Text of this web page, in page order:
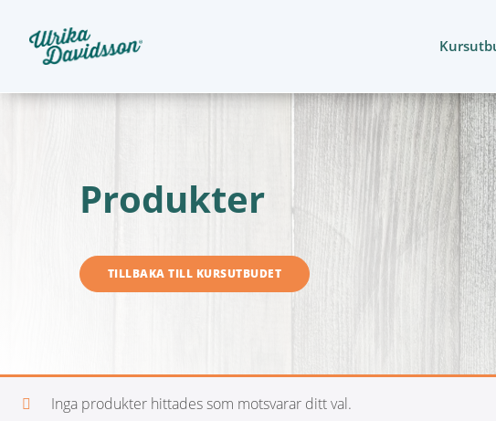
Produkter
TILLBAKA TILL KURSUTBUDET
Inga produkter hittades som motsvarar ditt val.